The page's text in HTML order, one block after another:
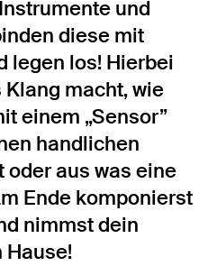
und
diese mit
legen los! Hierbei
macht, wie
einem „Sensor”
handlichen
aus was eine
Ende komponierst
nimmst dein
Hause!